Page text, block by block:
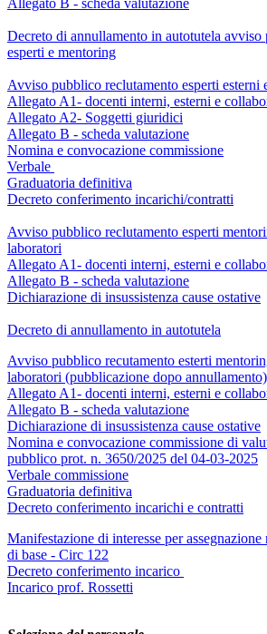
Allegato B - scheda valutazione
Decreto di annullamento in autotutela
esperti e mentoring
Avviso pubblico reclutamento esperti esterni
Allegato A1- docenti interni, esterni e
Allegato A2- Soggetti giuridici
Allegato B - scheda valutazione
Nomina e convocazione commissione
Verbale
Graduatoria definitiva
Decreto conferimento incarichi/contratti
Avviso pubblico reclutamento esperti
laboratori
Allegato A1- docenti interni, esterni e
Allegato B - scheda valutazione
Dichiarazione di insussistenza cause ostative
Decreto di annullamento in autotutela
Avviso pubblico recutamento esterti
laboratori (pubblicazione dopo annullamento)
Allegato A1- docenti interni, esterni e
Allegato B - scheda valutazione
Dichiarazione di insussistenza cause ostative
Nomina e convocazione commissione di
pubblico prot. n. 3650/2025 del 04-03-2025
Verbale commissione
Graduatoria definitiva
Decreto conferimento incarichi e contratti
Manifestazione di interesse per
di base - Circ 122
Decreto conferimento incarico
Incarico prof. Rossetti